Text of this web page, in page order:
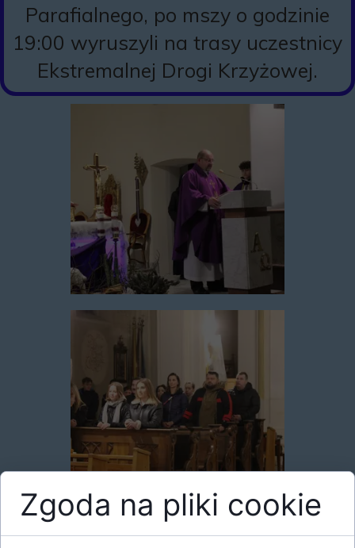
Parafialnego, po mszy o godzinie
19:00 wyruszyli na trasy uczestnicy
Ekstremalnej Drogi Krzyżowej.
Zgoda na pliki cookie